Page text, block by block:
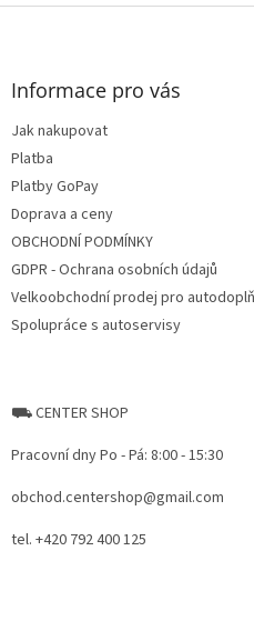
Z
Informace pro vás
Jak nakupovat
Platba
Platby GoPay
Doprava a ceny
OBCHODNÍ PODMÍNKY
GDPR - Ochrana osobních údajů
Velkoobchodní prodej pro
Spolupráce s autoservisy
⛟ CENTER SHOP
Pracovní dny Po - Pá: 8:00 - 15:30
obchod.centershop@gmail.com
tel. +420 792 400 125